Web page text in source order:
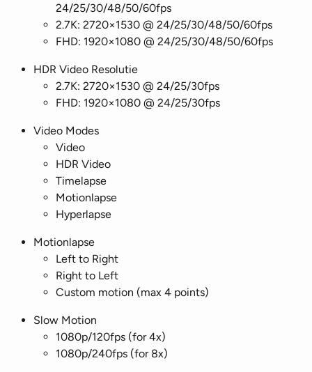
24/25/30/48/50/60fps
2.7K: 2720×1530 @ 24/25/30/48/50/60fps
FHD: 1920×1080 @ 24/25/30/48/50/60fps
HDR Video Resolutie
2.7K: 2720×1530 @ 24/25/30fps
FHD: 1920×1080 @ 24/25/30fps
Video Modes
Video
HDR Video
Timelapse
Motionlapse
Hyperlapse
Motionlapse
Left to Right
Right to Left
Custom motion (max 4 points)
Slow Motion
1080p/120fps (for 4x)
1080p/240fps (for 8x)